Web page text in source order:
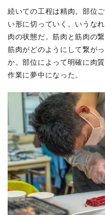
続いての工程は精肉。部位
い形に切っていく。いうな
肉の状態だ。筋肉と筋肉の
筋肉がどのようにして繋が
か。部位によって明確に肉
作業に夢中になった。